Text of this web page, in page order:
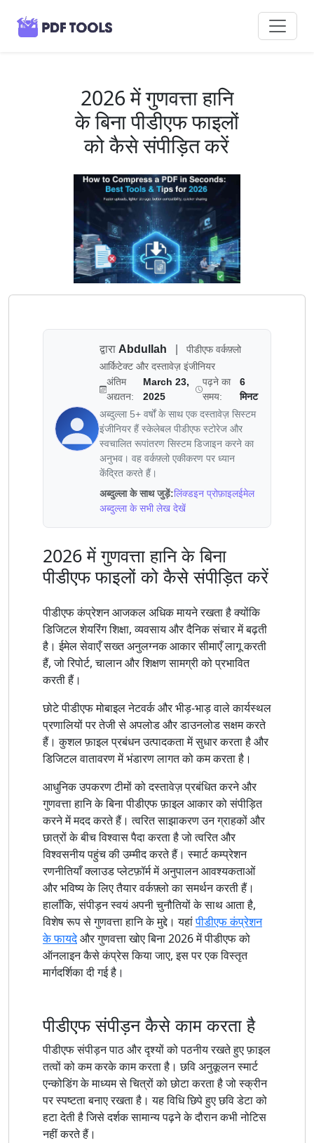
2026 में गुणवत्ता हानि
के बिना पीडीएफ फाइलों
को कैसे संपीड़ित करें
द्वारा Abdullah
पीडीएफ वर्कफ़्लो
आर्किटेक्ट और दस्तावेज़ इंजीनियर
अंतिम
अद्यतन:
March 23,
2025
पढ़ने का
समय:
6
मिनट
अब्दुल्ला 5+ वर्षों के साथ एक दस्तावेज़ सिस्टम
इंजीनियर हैं स्केलेबल पीडीएफ स्टोरेज और
स्वचालित रूपांतरण सिस्टम डिजाइन करने का
अनुभव। वह वर्कफ़्लो एकीकरण पर ध्यान
केंद्रित करते हैं।
अब्दुल्ला के साथ जुड़ें:लिंक्डइन प्रोफ़ाइलईमेल
अब्दुल्ला के सभी लेख देखें
2026 में गुणवत्ता हानि के बिना
पीडीएफ फाइलों को कैसे संपीड़ित करें
पीडीएफ कंप्रेशन आजकल अधिक मायने रखता है क्योंकि
डिजिटल शेयरिंग शिक्षा, व्यवसाय और दैनिक संचार में बढ़ती
है। ईमेल सेवाएँ सख्त अनुलग्नक आकार सीमाएँ लागू करती
हैं, जो रिपोर्ट, चालान और शिक्षण सामग्री को प्रभावित
करती हैं।
छोटे पीडीएफ मोबाइल नेटवर्क और भीड़-भाड़ वाले कार्यस्थल
प्रणालियों पर तेजी से अपलोड और डाउनलोड सक्षम करते
हैं। कुशल फ़ाइल प्रबंधन उत्पादकता में सुधार करता है और
डिजिटल वातावरण में भंडारण लागत को कम करता है।
आधुनिक उपकरण टीमों को दस्तावेज़ प्रबंधित करने और
गुणवत्ता हानि के बिना पीडीएफ फ़ाइल आकार को संपीड़ित
करने में मदद करते हैं। त्वरित साझाकरण उन ग्राहकों और
छात्रों के बीच विश्वास पैदा करता है जो त्वरित और
विश्वसनीय पहुंच की उम्मीद करते हैं। स्मार्ट कम्प्रेशन
रणनीतियाँ क्लाउड प्लेटफ़ॉर्म में अनुपालन आवश्यकताओं
और भविष्य के लिए तैयार वर्कफ़्लो का समर्थन करती हैं।
हालाँकि, संपीड़न स्वयं अपनी चुनौतियों के साथ आता है,
विशेष रूप से गुणवत्ता हानि के मुद्दे। यहांपीडीएफ कंप्रेशन
के फायदेऔर गुणवत्ता खोए बिना 2026 में पीडीएफ को
ऑनलाइन कैसे कंप्रेस किया जाए, इस पर एक विस्तृत
मार्गदर्शिका दी गई है।
पीडीएफ संपीड़न कैसे काम करता है
पीडीएफ संपीड़न पाठ और दृश्यों को पठनीय रखते हुए फ़ाइल
तत्वों को कम करके काम करता है। छवि अनुकूलन स्मार्ट
एन्कोडिंग के माध्यम से चित्रों को छोटा करता है जो स्क्रीन
पर स्पष्टता बनाए रखता है। यह विधि छिपे हुए छवि डेटा को
हटा देती है जिसे दर्शक सामान्य पढ़ने के दौरान कभी नोटिस
नहीं करते हैं।